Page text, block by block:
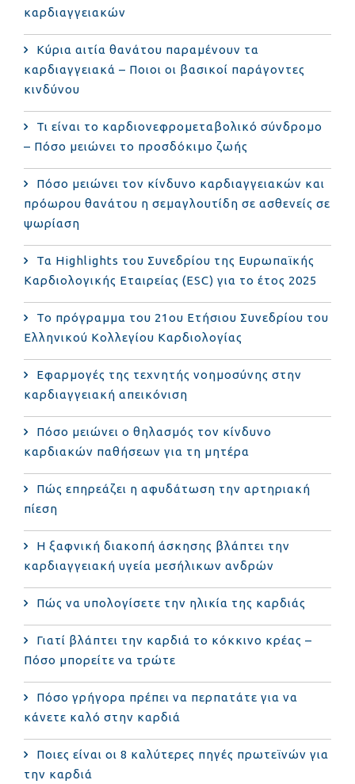
καρδιαγγειακών
Κύρια αιτία θανάτου παραμένουν τα
καρδιαγγειακά – Ποιοι οι βασικοί παράγοντες
κινδύνου
Τι είναι το καρδιονεφρομεταβολικό σύνδρομο
– Πόσο μειώνει το προσδόκιμο ζωής
Πόσο μειώνει τον κίνδυνο καρδιαγγειακών και
πρόωρου θανάτου η σεμαγλουτίδη σε ασθενείς σε
ψωρίαση
Τα Highlights του Συνεδρίου της Ευρωπαϊκής
Καρδιολογικής Εταιρείας (ESC) για το έτος 2025
Το πρόγραμμα του 21ου Ετήσιου Συνεδρίου του
Ελληνικού Κολλεγίου Καρδιολογίας
Εφαρμογές της τεχνητής νοημοσύνης στην
καρδιαγγειακή απεικόνιση
Πόσο μειώνει ο θηλασμός τον κίνδυνο
καρδιακών παθήσεων για τη μητέρα
Πώς επηρεάζει η αφυδάτωση την αρτηριακή
πίεση
Η ξαφνική διακοπή άσκησης βλάπτει την
καρδιαγγειακή υγεία μεσήλικων ανδρών
Πώς να υπολογίσετε την ηλικία της καρδιάς
Γιατί βλάπτει την καρδιά το κόκκινο κρέας –
Πόσο μπορείτε να τρώτε
Πόσο γρήγορα πρέπει να περπατάτε για να
κάνετε καλό στην καρδιά
Ποιες είναι οι 8 καλύτερες πηγές πρωτεϊνών για
την καρδιά